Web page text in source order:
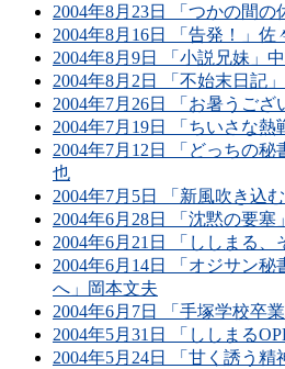
2004年8月23日 「つかの間の
2004年8月16日 「告発！」佐
2004年8月9日 「小説兄妹」
2004年8月2日 「不始末日記
2004年7月26日 「お暑うご
2004年7月19日 「ちいさな熱
2004年7月12日 「どっちの
也
2004年7月5日 「新風吹き込
2004年6月28日 「沈黙の要塞
2004年6月21日 「ししまる
2004年6月14日 「オジサン
へ」岡本文夫
2004年6月7日 「手塚学校卒
2004年5月31日 「ししまる
2004年5月24日 「甘く誘う